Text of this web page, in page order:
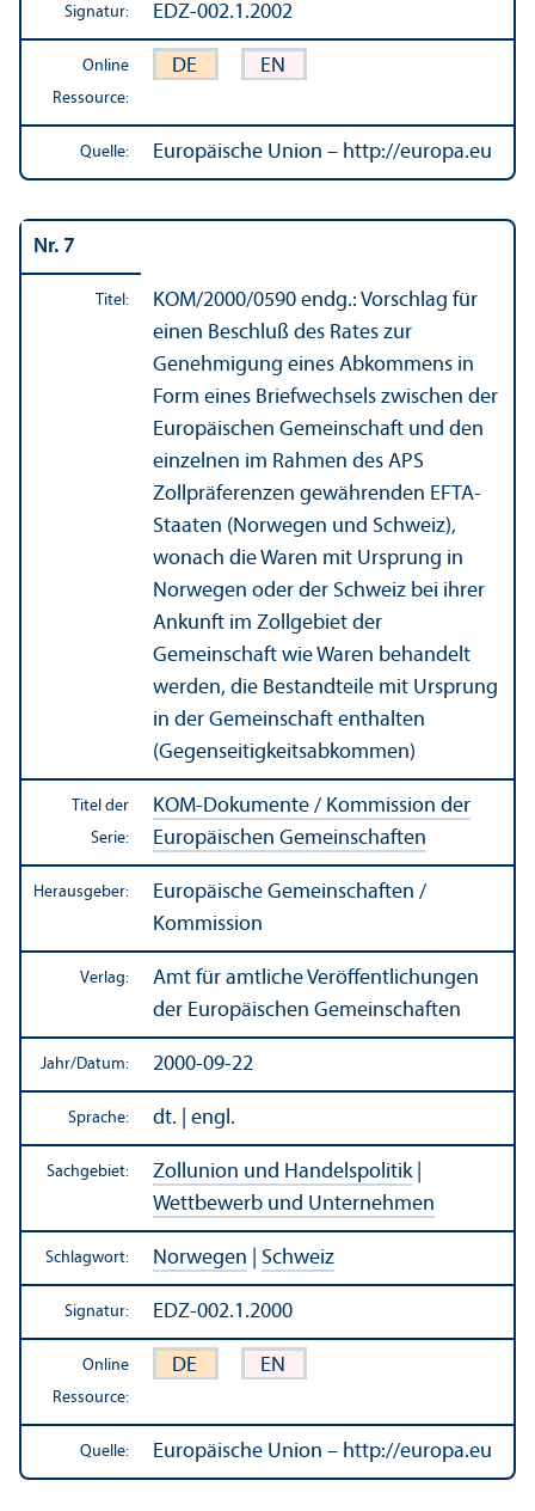
Signatur: EDZ-002.1.2002
Online
Ressource:
DE EN
Quelle: Europäische Union – http://europa.eu
Nr. 7
Titel: KOM/2000/0590 endg.: Vorschlag für
einen Beschluß des Rates zur
Genehmigung eines Abkommens in
Form eines Briefwechsels zwischen der
Europäischen Gemeinschaft und den
einzelnen im Rahmen des APS
Zollpräferenzen gewährenden EFTA-
Staaten (Norwegen und Schweiz),
wonach die Waren mit Ursprung in
Norwegen oder der Schweiz bei ihrer
Ankunft im Zollgebiet der
Gemeinschaft wie Waren behandelt
werden, die Bestandteile mit Ursprung
in der Gemeinschaft enthalten
(Gegenseitigkeits­abkommen)
Titel der
Serie:
KOM-Dokumente / Kommission der
Europäischen Gemeinschaften
Herausgeber:
Europäische Gemeinschaften /
Kommission
Verlag:
Amt für amtliche Veröffentlichungen
der Europäischen Gemeinschaften
Jahr/Datum: 2000-09-22
Sprache: dt. | engl.
Sachgebiet: Zollunion und Handels­politik|
Wettbewerb und Unter­nehmen
Schlagwort: Norwegen Schweiz
Signatur: EDZ-002.1.2000
Online
Ressource:
DE EN
Quelle: Europäische Union – http://europa.eu